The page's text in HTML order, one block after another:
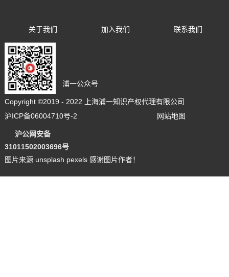
关于我们 加入我们 联系我们
浦一公众号
Copyright ©2019 - 2022 上海浦一知识产权代理有限公司
沪ICP备06004710号-2
网站地图
沪公网安备
31011502003696号
图片来源 unsplash pexels 感谢图片作者！